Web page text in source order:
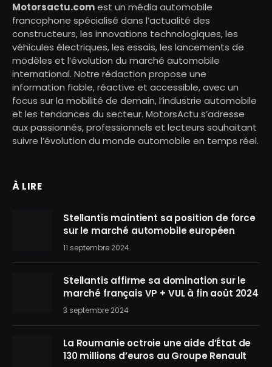
Motorsactu.comest un média automobile
francophone spécialisé dans l’actualité des
constructeurs, les innovations technologiques, les
véhicules électriques, les essais, les lancements de
modèles et l’évolution du marché automobile
international. Notre rédaction propose une
information fiable, réactive et accessible, avec un
focus sur la mobilité de demain, l’industrie automobile
et les tendances du secteur. MotorsActu s’adresse
aux passionnés, professionnels et lecteurs souhaitant
suivre l’évolution du monde automobile en temps réel.
À LIRE
Stellantis maintient sa position de force
sur le marché automobile européen
11 septembre 2024
Stellantis affirme sa domination sur le
marché français VP + VUL à fin août 2024
3 septembre 2024
La Roumanie octroie une aide d’État de
130 millions d’euros au Groupe Renault